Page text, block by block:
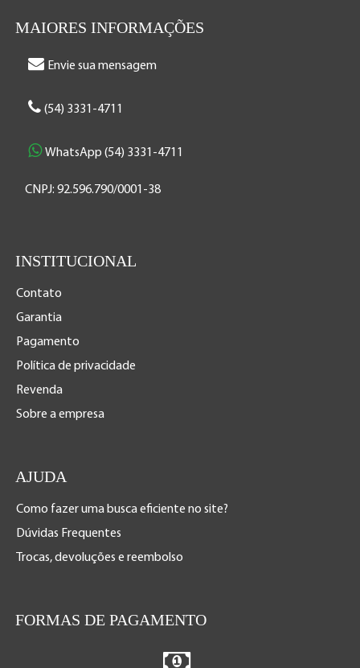
MAIORES INFORMAÇÕES
Envie sua mensagem
(54) 3331-4711
WhatsApp (54) 3331-4711
CNPJ: 92.596.790/0001-38
INSTITUCIONAL
Contato
Garantia
Pagamento
Política de privacidade
Revenda
Sobre a empresa
AJUDA
Como fazer uma busca eficiente no site?
Dúvidas Frequentes
Trocas, devoluções e reembolso
FORMAS DE PAGAMENTO